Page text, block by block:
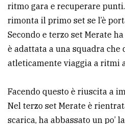
Privacy
policy
Cookie
policy
ritmo gara e recuperare
rimonta il primo set se l’è
Secondo e terzo set Merate
è adattata a una squadra
atleticamente viaggia a ritmi
Facendo questo è riuscita a
Nel terzo set Merate è
scarica, ha abbassato un po’